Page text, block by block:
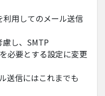
用してのメール送信
慮し、SMTP
必要とする設定に変更
送信にはこれまでも